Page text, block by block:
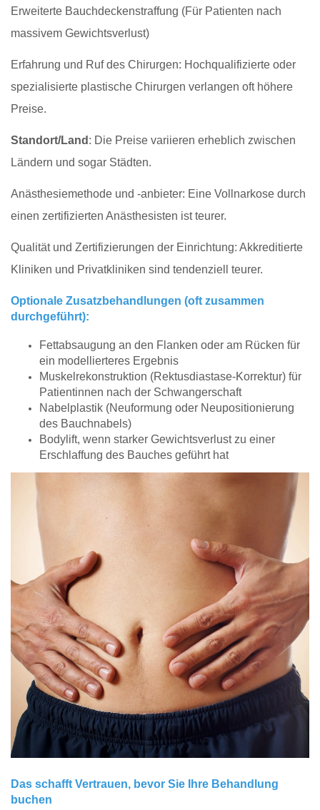
Erweiterte Bauchdeckenstraffung (Für Patienten nach
massivem Gewichtsverlust)
Erfahrung und Ruf des Chirurgen: Hochqualifizierte oder
spezialisierte plastische Chirurgen verlangen oft höhere
Preise.
Standort/Land : Die Preise variieren erheblich zwischen
Ländern und sogar Städten.
Anästhesiemethode und -anbieter: Eine Vollnarkose durch
einen zertifizierten Anästhesisten ist teurer.
Qualität und Zertifizierungen der Einrichtung: Akkreditierte
Kliniken und Privatkliniken sind tendenziell teurer.
Optionale Zusatzbehandlungen (oft zusammen
durchgeführt):
Fettabsaugung an den Flanken oder am Rücken für
ein modellierteres Ergebnis
Muskelrekonstruktion (Rektusdiastase-Korrektur) für
Patientinnen nach der Schwangerschaft
Nabelplastik (Neuformung oder Neupositionierung
des Bauchnabels)
Bodylift, wenn starker Gewichtsverlust zu einer
Erschlaffung des Bauches geführt hat
Das schafft Vertrauen, bevor Sie Ihre Behandlung
buchen